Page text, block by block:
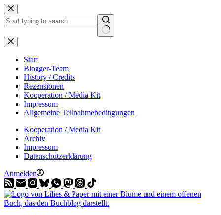
Zum
Inhalt
springen
Start
Blogger-Team
History / Credits
Rezensionen
Kooperation / Media Kit
Impressum
Allgemeine Teilnahmebedingungen
Kooperation / Media Kit
Archiv
Impressum
Datenschutzerklärung
Anmelden